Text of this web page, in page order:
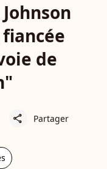
de
share Partager